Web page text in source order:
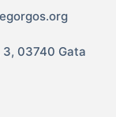
3, 03740 Gata